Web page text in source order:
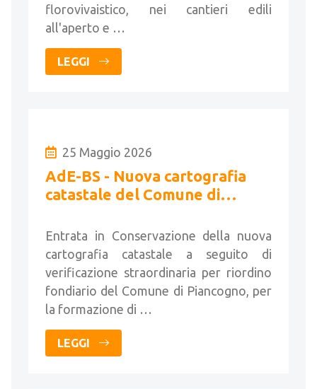
florovivaistico, nei cantieri edili
all'aperto e …
LEGGI
25 Maggio 2026
AdE-BS - Nuova cartografia
catastale del Comune di
Entrata in Conservazione della nuova
cartografia catastale a seguito di
verificazione straordinaria per riordino
fondiario del Comune di Piancogno, per
la formazione di …
LEGGI